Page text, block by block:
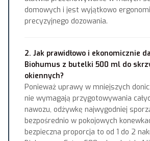
domowych i jest wyjątkowo
precyzyjnego dozowania.
2. Jak prawidłowo i ekonomicznie
Biohumus z butelki 500 ml do
okiennych?
Ponieważ uprawy w mniejszych
nie wymagają przygotowywania
nawozu, odżywkę najwygodniej
bezpośrednio w pokojowych
bezpieczna proporcja to od 1 do 2